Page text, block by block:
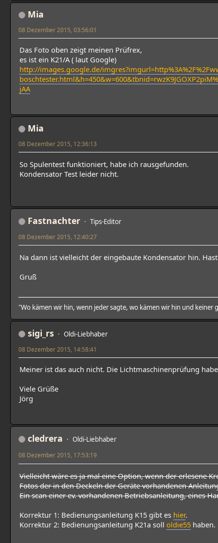
Mia
08 Dezember 2015, 03:56:01
Das Foto oben zeigt meinen Prüfrex,
es ist ein K21/A ( laut Google)
http://images.google.de/
jAA
Mia
08 Dezember 2015, 12:36:13
So Spulentest funktioniert, habe ich rausgefunden.
Kondensator Test leider nicht.
Fastnachter Tips-Editor
08 Dezember 2015, 12:40:27
Na dann ist vielleicht der eingebaute Kondensator hin.
Gruß
"Wo kämen wir hin, wenn jeder sagte, wo kämen wir hin und
sigi_rs Oldi-Liebhaber
08 Dezember 2015, 14:58:41
Meiner ist das auch nicht. Die Lichtmaschinenprüfung
Viele Grüße
Jörg
cledrera Oldi-Liebhaber
08 Dezember 2015, 17:53:19
Vielleicht wäre es ja mal eine Option, wenn der erlesene
Fotos der in den Deckeln der Geräte vorhandenen
Ein scan einer ev. vorhandenen Betriebsanleitung, eines
Korrektur 1: Bedienungsanleitung K15 gibt es hier.
Korrektur 2: Bedienungsanleitung K21a soll oldie55 haben.